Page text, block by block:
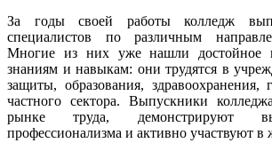
За годы своей работы колледж
специалистов по различным
Многие из них уже нашли достойное
знаниям и навыкам: они трудятся в
защиты, образования, здравоохранения,
частного сектора. Выпускники
рынке труда, демонстрируют
профессионализма и активно участвуют в